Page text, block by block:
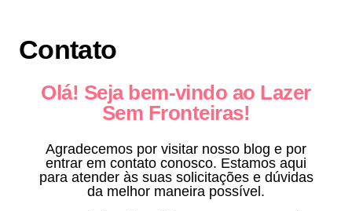
Contato
Olá! Seja bem-vindo ao Lazer
Sem Fronteiras!
Agradecemos por visitar nosso blog e por
entrar em contato conosco. Estamos aqui
para atender às suas solicitações e dúvidas
da melhor maneira possível.